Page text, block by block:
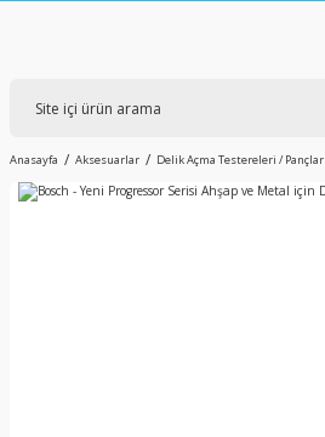
Anasayfa Aksesuarlar Delik Açma Testereleri / Pançlar